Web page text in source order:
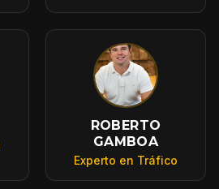
ROBERTO
GAMBOA
Experto en Tráfico